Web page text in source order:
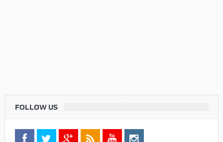
FOLLOW US